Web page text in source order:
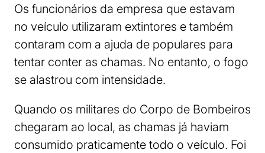
Os funcionários da empresa que estavam
no veículo utilizaram extintores e também
contaram com a ajuda de populares para
tentar conter as chamas. No entanto, o fogo
se alastrou com intensidade.
Quando os militares do Corpo de Bombeiros
chegaram ao local, as chamas já haviam
consumido praticamente todo o veículo. Foi